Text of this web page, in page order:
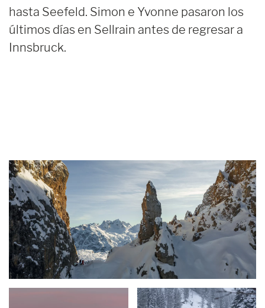
hasta Seefeld. Simon e Yvonne pasaron los
últimos días en Sellrain antes de regresar a
Innsbruck.